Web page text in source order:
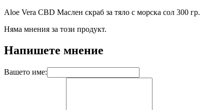
Aloe Vera CBD Маслен скраб за тяло с морска сол 300 гр.
Няма мнения за този продукт.
Напишете мнение
Вашето име: